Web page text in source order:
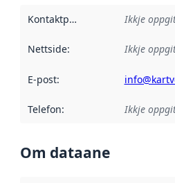
Kontaktpunkt Ikkje
Nettside: Ikkje
E-post:
Telefon: Ikkje
Om dataane